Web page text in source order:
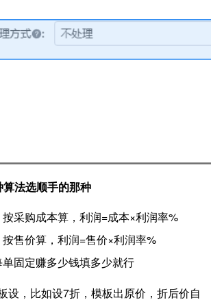
法选顺手的那种
按采购成本算，利润=成本×利润率%
按售价算，利润=售价×利润率%
单固定赚多少钱填多少就行
设，比如设7折，模板出原价，折后价自